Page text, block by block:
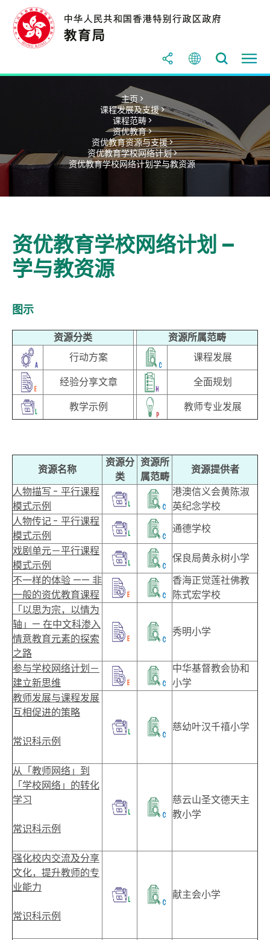
主页 >
课程发展及支援 >
课程范畴 >
资优教育 >
资优教育资源与支援 >
资优教育学校网络计划 >
资优教育学校网络计划学与教资源
资优教育学校网络计划 –
学与教资源
图示
资源分类
资源所属范畴
行动方案
课程发展
经验分享文章
全面规划
教学示例
教师专业发展
资源名称
资源分
类
资源所
属范畴
资源提供者
人物描写 - 平行课程
模式示例
港澳信义会黄陈淑
英纪念学校
人物传记 - 平行课程
模式示例
通德学校
戏剧单元－平行课程
模式示例
保良局黄永树小学
不一样的体验 —— 非
一般的资优教育课程
香海正觉莲社佛教
陈式宏学校
「以思为宗，以情为
轴」— 在中文科渗入
情意教育元素的探索
之路
秀明小学
参与学校网络计划－
建立新思维
中华基督教会协和
小学
教师发展与课程发展
互相促进的策略
常识科示例
慈幼叶汉千禧小学
从「教师网络」到
「学校网络」的转化
学习
常识科示例
慈云山圣文德天主
教小学
强化校内交流及分享
文化，提升教师的专
业能力
常识科示例
献主会小学